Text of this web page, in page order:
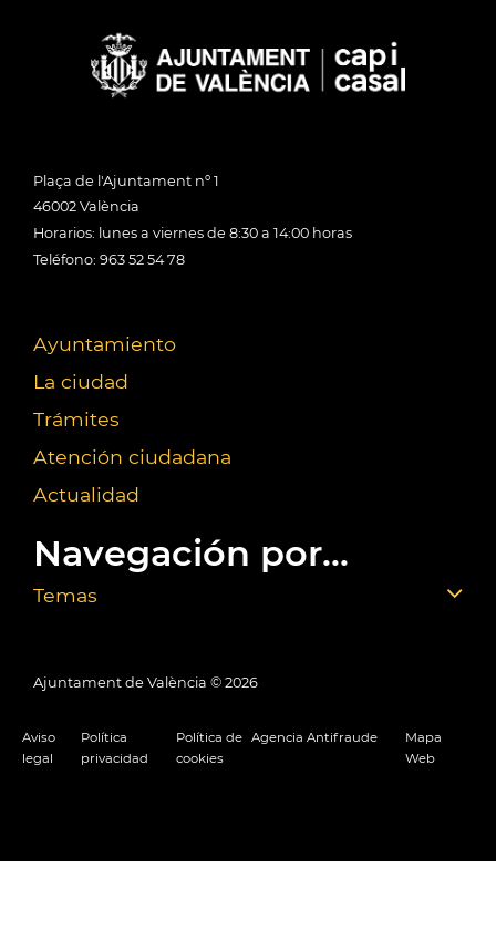
Plaça de l'Ajuntament nº 1
46002 València
Horarios: lunes a viernes de 8:30 a 14:00 horas
Teléfono: 963 52 54 78
Ayuntamiento
La ciudad
Trámites
Atención ciudadana
Actualidad
Navegación por...
Temas
Ajuntament de València © 2026
Aviso
legal
Política
privacidad
Política de
cookies
Agencia Antifraude
Mapa
Web